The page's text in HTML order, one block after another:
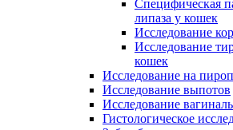
Специфическая
липаза у кошек
Исследование
Исследование
кошек
Исследование на
Исследование выпотов
Исследование
Гистологическое